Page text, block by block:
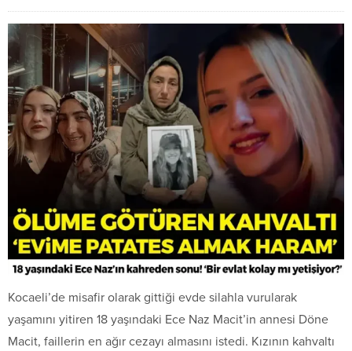
Kocaeli’de misafir olarak gittiği evde silahla vurularak
yaşamını yitiren 18 yaşındaki Ece Naz Macit’in annesi Döne
Macit, faillerin en ağır cezayı almasını istedi. Kızının kahvaltı